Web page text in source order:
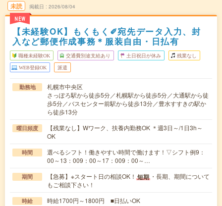
未読
NEW
掲載日 2026/08/04
【未経験OK】もくもく✐宛先データ入力、封
入など郵便作成事務＊服装自由・日払有
職種未経験OK 交通費別途支給あり 土日祝日が休み 残業なし
WEB登録OK 派遣
勤務地
札幌市中央区
さっぽろ駅から徒歩5分／札幌駅から徒歩5分／大通駅から徒
歩5分／バスセンター前駅から徒歩13分／豊水すすきの駅か
ら徒歩13分
曜日頻度
【残業なし】Wワーク、扶養内勤務OK ＊週3日～/1日3h～
OK
時間
選べるシフト！働きやすい時間で働けます！▽シフト例9：
00～13：009：00～17：009：00～…
期間 【急募】※スタート日の相談OK！ 短期 ・長期、期間について
もご相談下さい！
時給 時給1700円～1800円 ■日払いOK